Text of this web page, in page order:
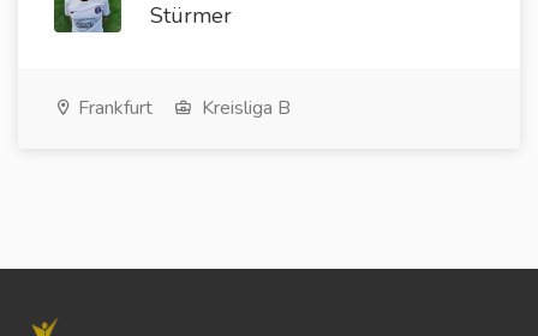
Stürmer
Frankfurt Kreisliga B